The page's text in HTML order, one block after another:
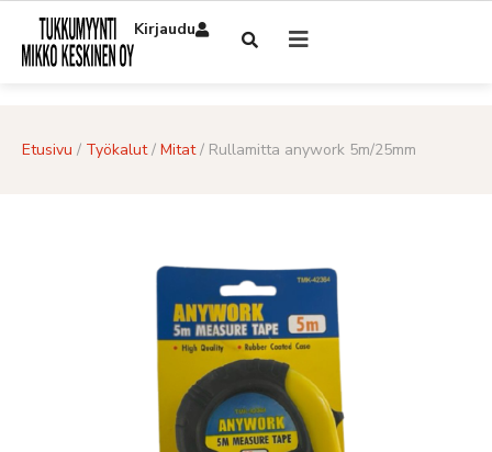
Kirjaudu
Etusivu / Työkalut/ Mitat/ Rullamitta anywork 5m/25mm